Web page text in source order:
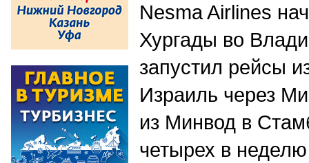
Nesma Airlines
Хургады во
запустил рейсы
Израиль через
из Минвод в
четырех в неделю